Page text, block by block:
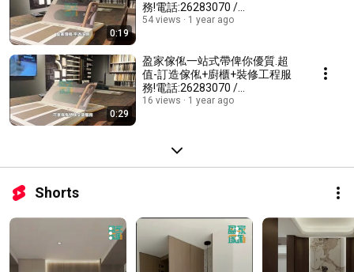
0:19
務!電話:26283070 /
whatsapp:91664953
54 views 1 year ago
0:29
盈家傢俬一站式帶俾你優質.超
值-訂造傢俬+廚櫃+裝修工程服
務!電話:26283070 /
whatsapp:91664953
16 views 1 year ago
Shorts